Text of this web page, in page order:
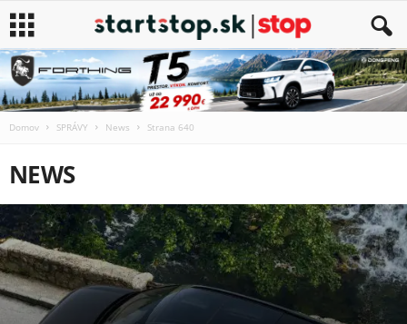
Domov SPRÁVY News Strana 640
NEWS